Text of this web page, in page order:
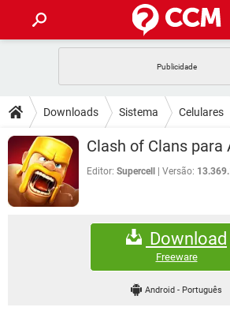
CELULAR
OUTLOOK EXCEL
INSTAGRAM GMAIL
GUIA DE COMPRAS
DICAS
JOGOS
CELULAR FACEBOOK
OUTLOOK
DOWNLOADS
JOGOS
CELULAR
EXCEL
GMAIL
FÓRUM
FACEBOOK
EXCEL
GMAIL
Downloads Sistema Celulares
Clash of Clans para
Editor: Supercell Versão:
Download
Freeware
Android - Português